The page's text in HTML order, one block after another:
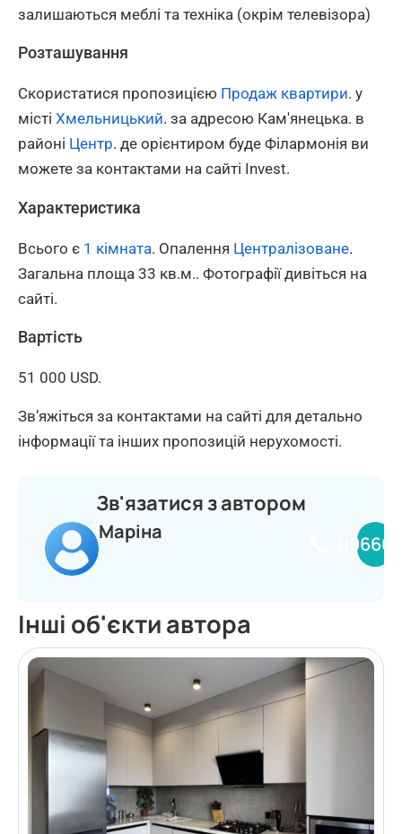
залишаються меблі та техніка (окрім телевізора)
Розташування
Скористатися пропозицією Продаж квартири. у
місті Хмельницький. за адресою Кам'янецька. в
районі Центр. де орієнтиром буде Філармонія ви
можете за контактами на сайті Invest.
Характеристика
Всього є 1 кімната. Опалення Централізоване.
Загальна площа 33 кв.м.. Фотографії дивіться на
сайті.
Вартість
51 000 USD.
Зв’яжіться за контактами на сайті для детально
інформації та інших пропозицій нерухомості.
Зв'язатися з автором
Маріна
Інші об'єкти автора